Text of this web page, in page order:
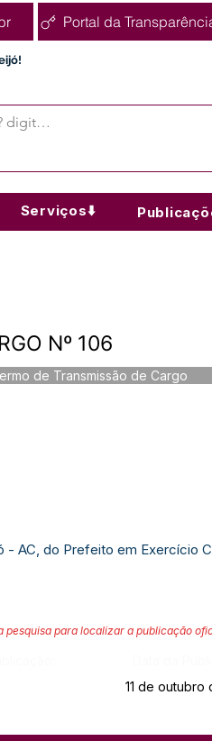
Portal da
Serviços⬇️
Nº 106
de Transmissão de Cargo
AC, do Prefeito em Exercício
pesquisa para localizar a publicação
11 de outubro